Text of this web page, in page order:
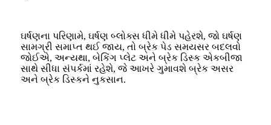
ઘર્ષણના પરિણામે, ઘર્ષણ બ્લોક્સ ધીમે ધીમે પહેરશે, જો ઘર્ષણ
સામગ્રી સમાપ્ત થઈ જાય, તો બ્રેક પેડ સમયસર બદલવો
જોઈએ, અન્યથા, બેકિંગ પ્લેટ અને બ્રેક ડિસ્ક એકબીજા
સાથે સીધા સંપર્કમાં રહેશે, જે આખરે ગુમાવશે બ્રેક અસર
અને બ્રેક ડિસ્કને નુકસાન.